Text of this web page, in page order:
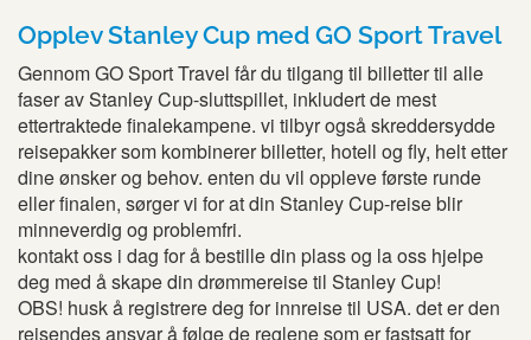
Opplev Stanley Cup med GO Sport Travel
Gennom GO Sport Travel får du tilgang til billetter til alle
faser av Stanley Cup-sluttspillet, inkludert de mest
ettertraktede finalekampene. vi tilbyr også skreddersydde
reisepakker som kombinerer billetter, hotell og fly, helt etter
dine ønsker og behov. enten du vil oppleve første runde
eller finalen, sørger vi for at din Stanley Cup-reise blir
minneverdig og problemfri.
kontakt oss i dag for å bestille din plass og la oss hjelpe
deg med å skape din drømmereise til Stanley Cup!
OBS! husk å registrere deg for innreise til USA. det er den
reisendes ansvar å følge de reglene som er fastsatt for